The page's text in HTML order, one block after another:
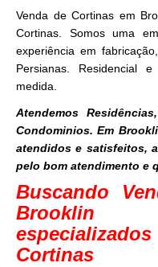
Venda de Cortinas em
Cortinas. Somos uma
experiência em
Persianas. Residencial
medida.
Atendemos
Condominios. Em
atendidos e satisfeitos,
pelo bom atendimento e
Buscando
Brooklin
Cortinas